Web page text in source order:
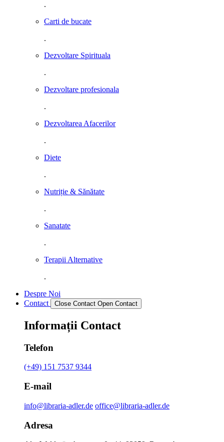
.
Carti de bucate
.
Dezvoltare Spirituala
.
Dezvoltare profesionala
.
Dezvoltarea Afacerilor
.
Diete
.
Nutriție & Sănătate
.
Sanatate
.
Terapii Alternative
.
Despre Noi
Contact
Close Contact Open Contact
Informații Contact
Telefon
(+49) 151 7537 9344
E-mail
info@libraria-adler.de office@libraria-adler.de
Adresa